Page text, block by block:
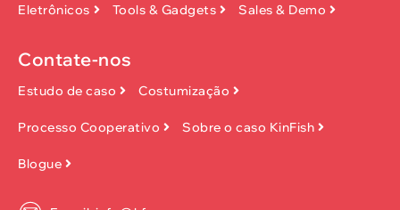
Eletrônicos Tools & Gadgets Sales & Demo
Contate-nos
Estudo de caso Costumização
Processo Cooperativo Sobre o caso KinFish
Blogue